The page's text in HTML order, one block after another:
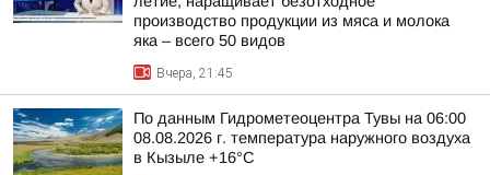
производство продукции из мяса и молока
яка – всего 50 видов
Вчера, 21:45
По данным Гидрометеоцентра Тувы на 06:00
08.08.2026 г. температура наружного воздуха
в Кызыле +16°С